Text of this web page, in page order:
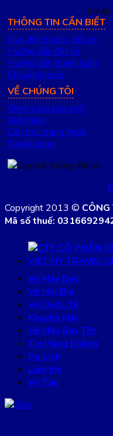
THÔNG TIN CẦN BIẾT
Quy định hoàn / đổi vé
Hướng dẫn đặt vé
Hướng dẫn thanh toán
Chuyển khoản
VỀ CHÚNG TÔI
Chính sách bảo mật
Giới thiệu
Cấu trúc trang Web
Tuyển dụng
Copyright 2013 © CÔNG
Mã số thuế:
Vé Máy Bay
Vé Nội Địa
Vé Quốc Tế
Khuyến Mãi
Vé Máy Bay Tết
Tin Hàng Không
Du Lịch
Liên Hệ
Vé Tàu